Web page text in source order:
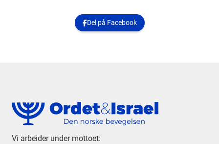
Del på Facebook
Vi arbeider under mottoet: